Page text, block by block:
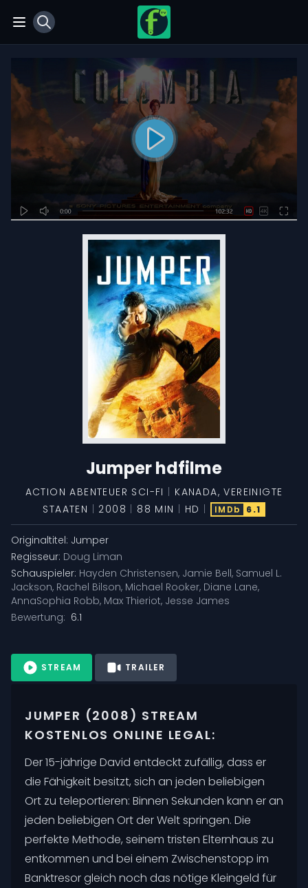
Open main menu
View notifications
Jumper hdfilme
ACTION ABENTEUER SCI-FI | KANADA,VEREINIGTE
STAATEN | 2008 | 88 MIN | HD | IMDb 6.1
Originaltitel: Jumper
Regisseur: Doug Liman
Schauspieler: Hayden Christensen, Jamie Bell, Samuel L.
Jackson, Rachel Bilson, Michael Rooker, Diane Lane,
AnnaSophia Robb, Max Thieriot, Jesse James
Bewertung: 6.1
STREAM TRAILER
JUMPER (2008) STREAM
KOSTENLOS ONLINE LEGAL:
Der 15-jährige David entdeckt zufällig, dass er
die Fähigkeit besitzt, sich an jeden beliebigen
Ort zu teleportieren: Binnen Sekunden kann er an
jeden beliebigen Ort der Welt springen. Die
perfekte Methode, seinem tristen Elternhaus zu
entkommen und bei einem Zwischenstopp im
Banktresor gleich noch das nötige Kleingeld für